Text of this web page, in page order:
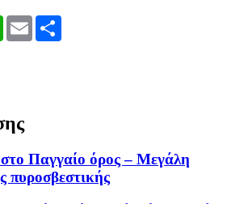
WhatsApp
Email
Παγγαίο όρος – Μεγάλη
πυροσβεστικής